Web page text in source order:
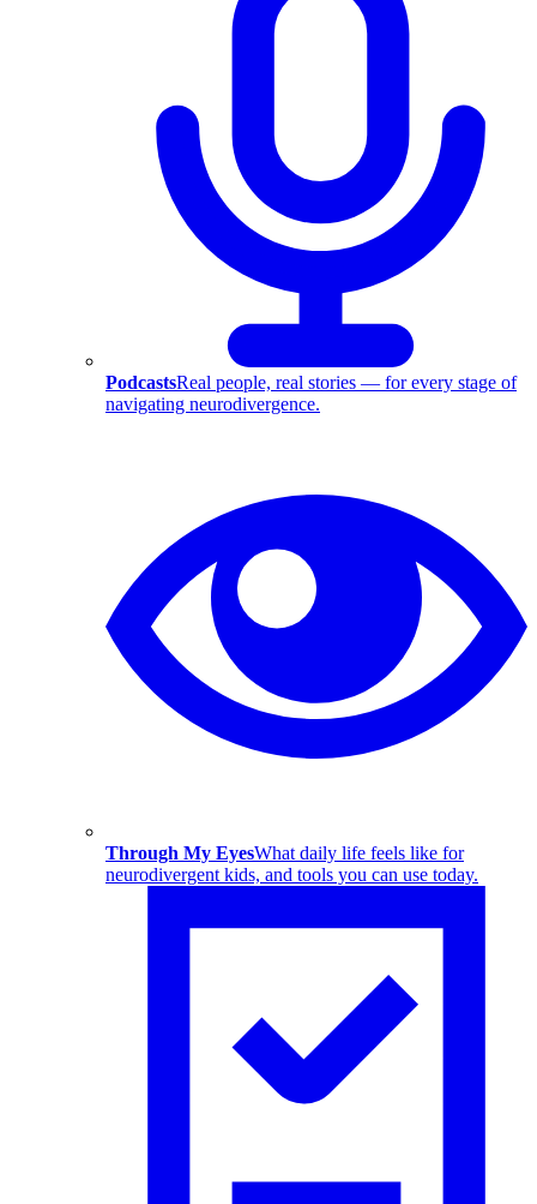
PodcastsReal people, real stories — for every stage of
navigating neurodivergence.
Through My EyesWhat daily life feels like for
neurodivergent kids, and tools you can use today.